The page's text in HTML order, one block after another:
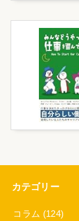
カテゴリー
コラム (124)